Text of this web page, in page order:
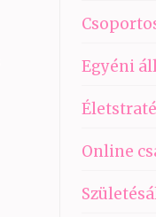
Egyéni
Online